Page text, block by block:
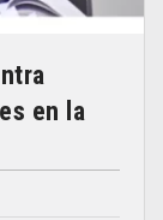
en la